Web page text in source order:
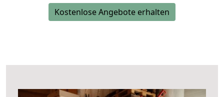
Kostenlose Angebote erhalten